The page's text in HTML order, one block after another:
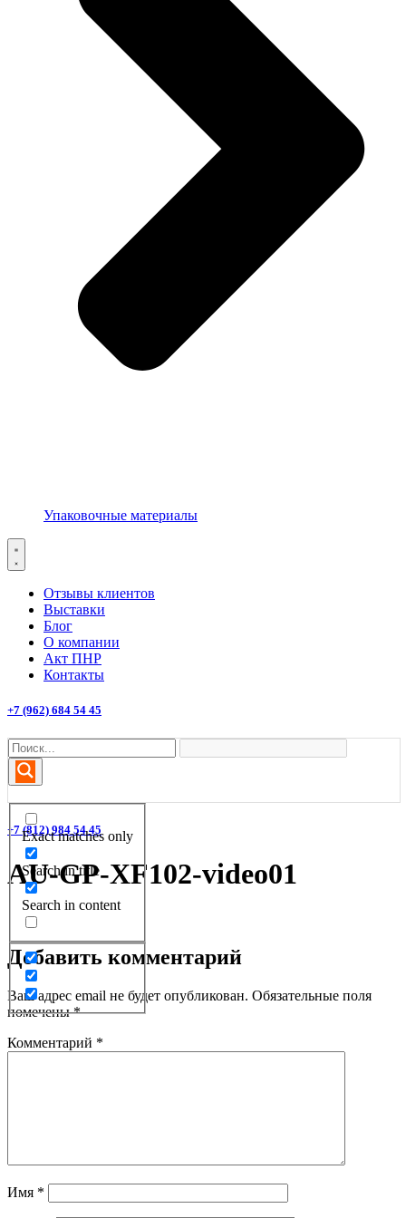
Упаковочные материалы
Отзывы клиентов
Выставки
Блог
О компании
Акт ПНР
Контакты
+7 (962) 684 54 45
Exact matches only
Search in title
Search in content
+7 (812) 984 54 45
AU-GP-XF102-video01
Добавить комментарий
Ваш адрес email не будет опубликован. Обязательные поля
помечены*
Комментарий *
Имя *